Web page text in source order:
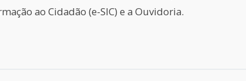
ao Cidadão (e-SIC) e a Ouvidoria.